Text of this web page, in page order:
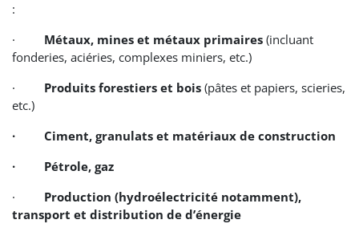
:
· Métaux, mines et métaux primaires (incluant
fonderies, aciéries, complexes miniers, etc.)
· Produits forestiers et bois (pâtes et papiers, scieries,
etc.)
· Ciment, granulats et matériaux de construction
· Pétrole, gaz
· Production (hydroélectricité notamment),
transport et distribution de d’énergie